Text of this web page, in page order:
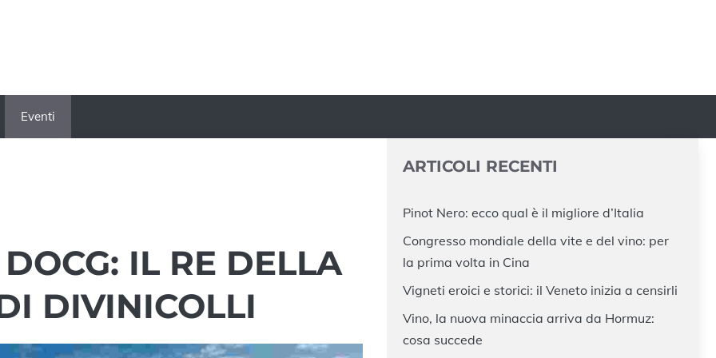
Eventi
IL RE DELLA
DIVINICOLLI
ARTICOLI RECENTI
Pinot Nero: ecco qual è il migliore d’Italia
Congresso mondiale della vite e del vino: per
la prima volta in Cina
Vigneti eroici e storici: il Veneto inizia a censirli
Vino, la nuova minaccia arriva da Hormuz:
cosa succede